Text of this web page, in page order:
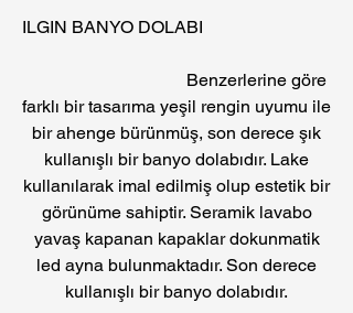
ILGIN BANYO DOLABI
Benzerlerine göre
farklı bir tasarıma yeşil rengin uyumu ile
bir ahenge bürünmüş, son derece şık
kullanışlı bir banyo dolabıdır. Lake
kullanılarak imal edilmiş olup estetik bir
görünüme sahiptir. Seramik lavabo
yavaş kapanan kapaklar dokunmatik
led ayna bulunmaktadır. Son derece
kullanışlı bir banyo dolabıdır.